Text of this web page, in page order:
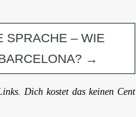
SPRACHE – WIE
→
Dich kostet das keinen Cent